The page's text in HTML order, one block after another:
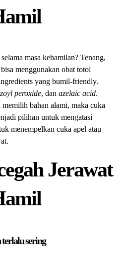
masa kehamilan? Tenang,
menggunakan obat totol
yang bumil-friendly.
peroxide, danazelaic acid.
bahan alami, maka cuka
pilihan untuk mengatasi
menempelkan cuka apel atau
Jerawat
sering